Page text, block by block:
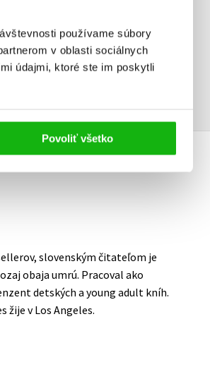
používame súbory
v oblasti sociálnych
údajmi, ktoré ste im poskytli
Povoliť všetko
slovenským čitateľom je
obaja umrú. Pracoval ako
detských a young adult kníh.
žije v Los Angeles.